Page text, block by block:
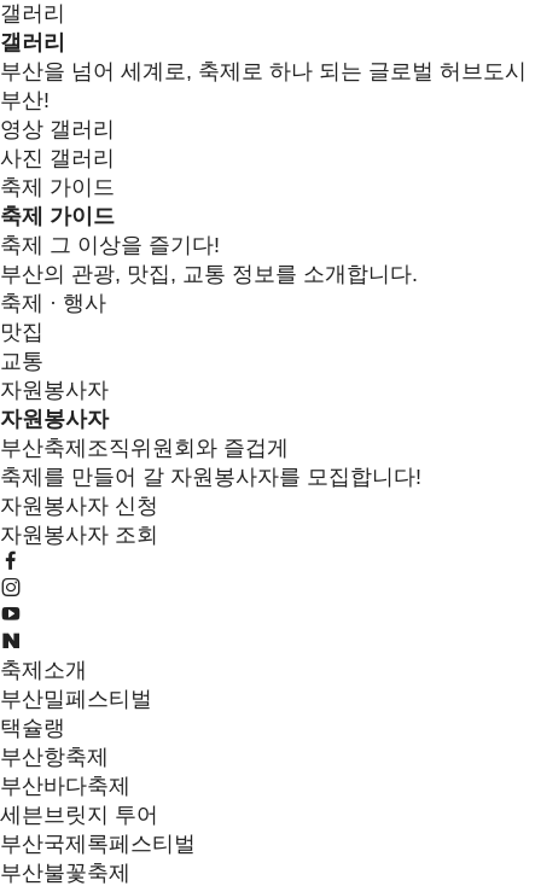
갤러리
갤러리
부산을 넘어 세계로, 축제로 하나 되는 글로벌 허브도시
부산!
영상 갤러리
사진 갤러리
축제 가이드
축제 가이드
축제 그 이상을 즐기다!
부산의 관광, 맛집, 교통 정보를 소개합니다.
축제 · 행사
맛집
교통
자원봉사자
자원봉사자
부산축제조직위원회와 즐겁게
축제를 만들어 갈 자원봉사자를 모집합니다!
자원봉사자 신청
자원봉사자 조회
축제소개
부산밀페스티벌
택슐랭
부산항축제
부산바다축제
세븐브릿지 투어
부산국제록페스티벌
부산불꽃축제